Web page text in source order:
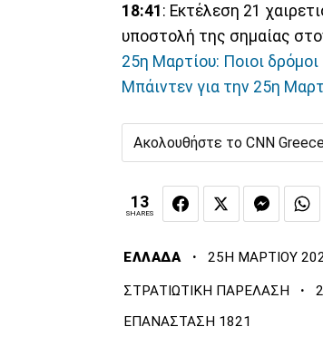
18:41 : Εκτέλεση 21
υποστολή της σημαίας
25η Μαρτίου: Ποιοι
Μπάιντεν για την 25η
Ακολουθήστε το CNN
13
SHARES
ΕΛΛΑΔΑ · 25Η ΜΑΡΤΙΟΥ
ΣΤΡΑΤΙΩΤΙΚΗ ΠΑΡΕΛΑΣΗ ·
ΕΠΑΝΑΣΤΑΣΗ 1821